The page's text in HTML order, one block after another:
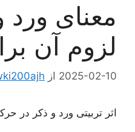
معناى ورد
لزوم آن
2025-02-10 از
اثر تربیتی ورد و ذکر در